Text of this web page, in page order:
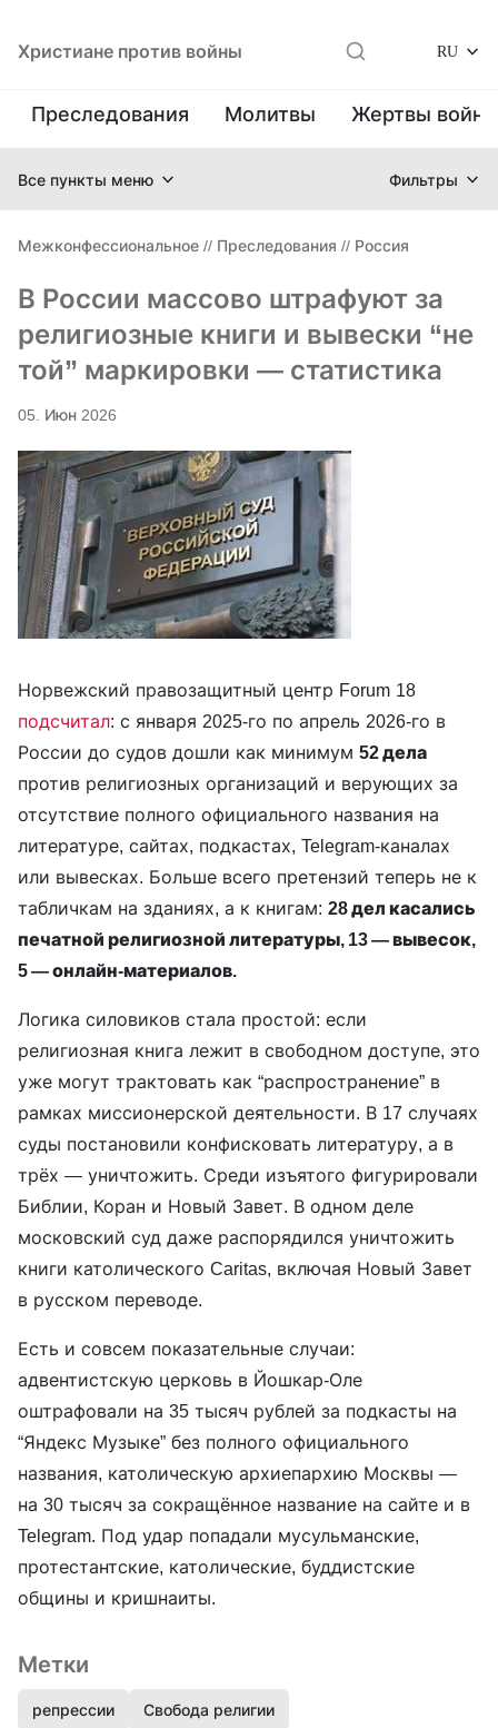
Христиане против войны RU
Преследования Молитвы Жертвы
Все пункты меню Фильтры
Межконфессиональное // Преследования // Россия
В России массово штрафуют за
религиозные книги и вывески “не
той” маркировки — статистика
05. Июн 2026
Норвежский правозащитный центр Forum 18
подсчитал: с января 2025-го по апрель 2026-го в
России до судов дошли как минимум 52 дела
против религиозных организаций и верующих за
отсутствие полного официального названия на
литературе, сайтах, подкастах, Telegram-каналах
или вывесках. Больше всего претензий теперь не к
табличкам на зданиях, а к книгам: 28 дел касались
печатной религиозной литературы, 13 — вывесок,
5 — онлайн-материалов.
Логика силовиков стала простой: если
религиозная книга лежит в свободном доступе, это
уже могут трактовать как “распространение” в
рамках миссионерской деятельности. В 17 случаях
суды постановили конфисковать литературу, а в
трёх — уничтожить. Среди изъятого фигурировали
Библии, Коран и Новый Завет. В одном деле
московский суд даже распорядился уничтожить
книги католического Caritas, включая Новый Завет
в русском переводе.
Есть и совсем показательные случаи:
адвентистскую церковь в Йошкар-Оле
оштрафовали на 35 тысяч рублей за подкасты на
“Яндекс Музыке” без полного официального
названия, католическую архиепархию Москвы —
на 30 тысяч за сокращённое название на сайте и в
Telegram. Под удар попадали мусульманские,
протестантские, католические, буддистские
общины и кришнаиты.
Метки
репрессии Свобода религии